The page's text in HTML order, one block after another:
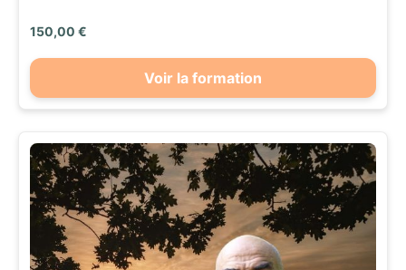
150,00 €
Voir la formation